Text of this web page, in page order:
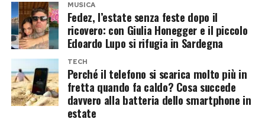
non basta più: lo svuotamento gastrico rallenta
e si rischia l’iponatriemia. È fondamentale
integrare soluzioni isotoniche contenenti sodio,
potassio e magnesio per ripristinare gli
elettroliti persi con la sudorazione.
3. Abbigliamento: il paradosso del cotone
MUSICA
Fedez, l’estate senza feste dopo il
ricovero: con Giulia Honegger e il piccolo
Edoardo Lupo si rifugia in Sardegna
TECH
Perché il telefono si scarica molto più in
fretta quando fa caldo? Cosa succede
davvero alla batteria dello smartphone in
estate